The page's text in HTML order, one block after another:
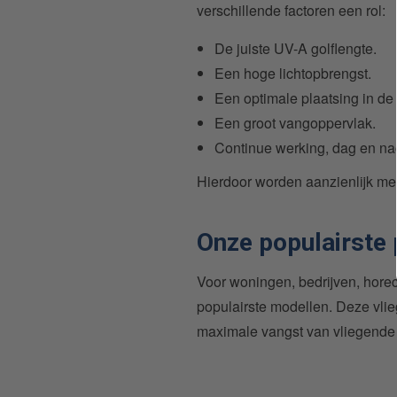
verschillende factoren een rol:
De juiste UV-A golflengte.
Een hoge lichtopbrengst.
Een optimale plaatsing in de
Een groot vangoppervlak.
Continue werking, dag en
Hierdoor worden aanzienlijk
Onze
Voor woningen, bedrijven,
populairste modellen. Deze
maximale vangst van